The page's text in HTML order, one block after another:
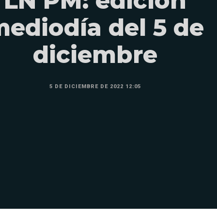
del 5 de
diciembre
5 DE DICIEMBRE DE 2022 12:05